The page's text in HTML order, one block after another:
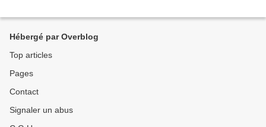
Hébergé par Overblog
Top articles
Pages
Contact
Signaler un abus